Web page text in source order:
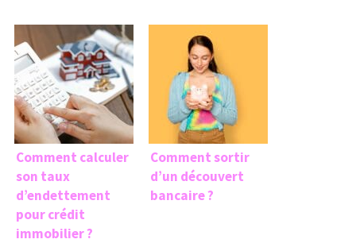
Comment calculer
son taux
d’endettement
pour crédit
immobilier ?
Comment sortir
d’un découvert
bancaire ?